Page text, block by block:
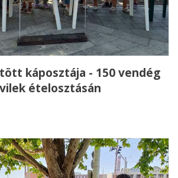
káposztája - 150 vendég
ételosztásán